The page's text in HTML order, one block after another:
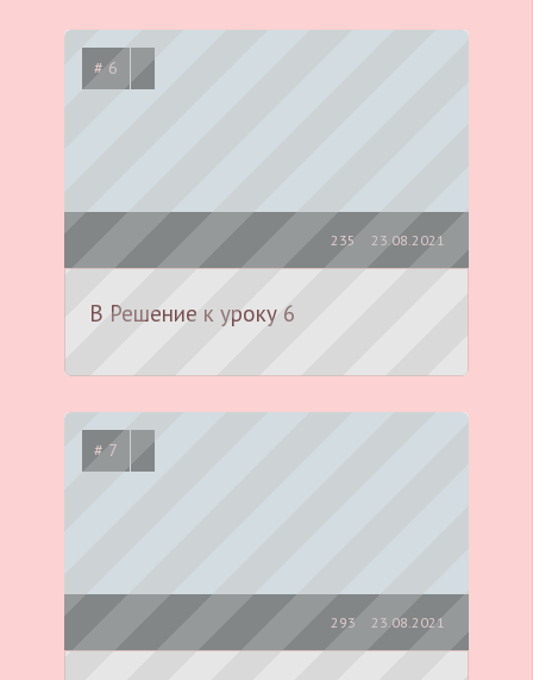
# 6
23.08.2021
235
В Решение к уроку 6
# 7
23.08.2021
293